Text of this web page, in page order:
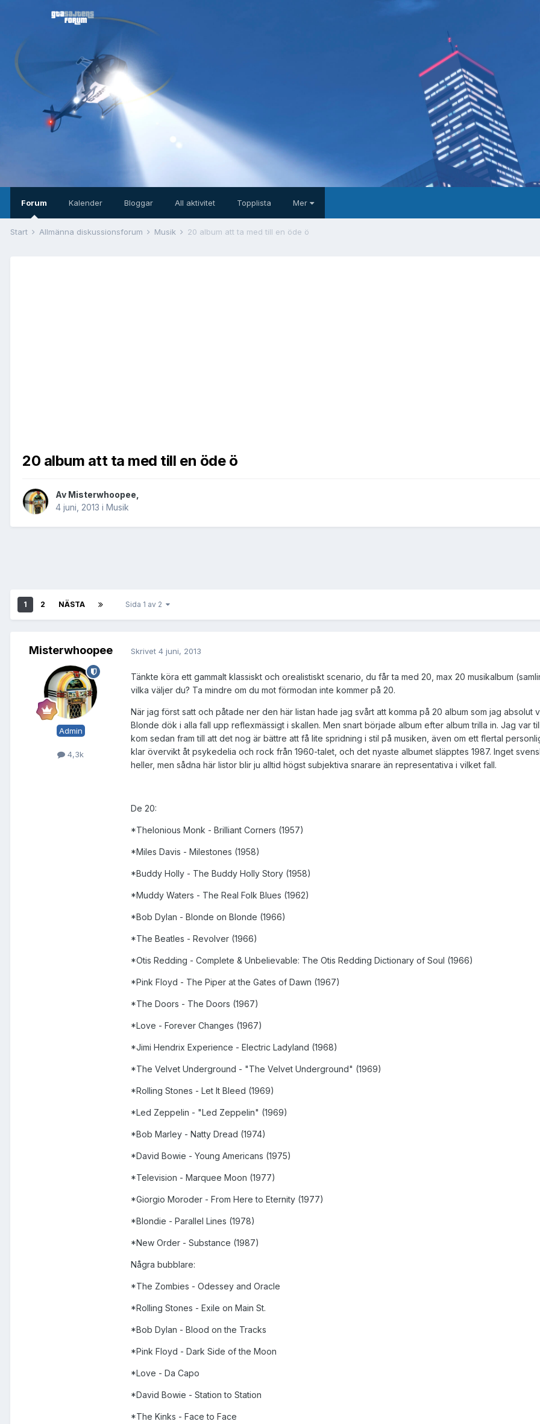
Forum Kalender Bloggar All aktivitet Topplista Mer
Start Allmänna diskussionsforum Musik 20 album att ta med till en öde ö
20 album att ta med till en öde ö
Av Misterwhoopee
4 juni, 2013 i Musik
1 2 NÄSTA Sida 1 av 2
Misterwhoopee
Admin
4,3k
Skrivet 4 juni, 2013
Tänkte köra ett gammalt klassiskt och orealistiskt scenario, du får ta med 20, max 20 musikalbum
vilka väljer du? Ta mindre om du mot förmodan inte kommer på 20.
När jag först satt och påtade ner den här listan hade jag svårt att komma på 20 album som jag
Blonde dök i alla fall upp reflexmässigt i skallen. Men snart började album efter album trilla in. Jag var
kom sedan fram till att det nog är bättre att få lite spridning i stil på musiken, även om ett flertal
klar övervikt åt psykedelia och rock från 1960-talet, och det nyaste albumet släpptes 1987. Inget
heller, men sådna här listor blir ju alltid högst subjektiva snarare än representativa i vilket fall.
De 20:
*Thelonious Monk - Brilliant Corners (1957)
*Miles Davis - Milestones (1958)
*Buddy Holly - The Buddy Holly Story (1958)
*Muddy Waters - The Real Folk Blues (1962)
*Bob Dylan - Blonde on Blonde (1966)
*The Beatles - Revolver (1966)
*Otis Redding - Complete & Unbelievable: The Otis Redding Dictionary of Soul (1966)
*Pink Floyd - The Piper at the Gates of Dawn (1967)
*The Doors - The Doors (1967)
*Love - Forever Changes (1967)
*Jimi Hendrix Experience - Electric Ladyland (1968)
*The Velvet Underground - "The Velvet Underground" (1969)
*Rolling Stones - Let It Bleed (1969)
*Led Zeppelin - "Led Zeppelin" (1969)
*Bob Marley - Natty Dread (1974)
*David Bowie - Young Americans (1975)
*Television - Marquee Moon (1977)
*Giorgio Moroder - From Here to Eternity (1977)
*Blondie - Parallel Lines (1978)
*New Order - Substance (1987)
Några bubblare:
*The Zombies - Odessey and Oracle
*Rolling Stones - Exile on Main St.
*Bob Dylan - Blood on the Tracks
*Pink Floyd - Dark Side of the Moon
*Love - Da Capo
*David Bowie - Station to Station
*The Kinks - Face to Face